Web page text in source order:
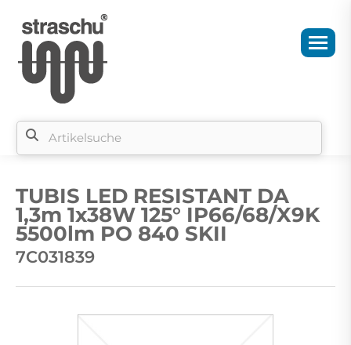
TUBIS LED RESISTANT DA
1,3m 1x38W 125° IP66/68/X9K
5500lm PO 840 SKII
7C031839